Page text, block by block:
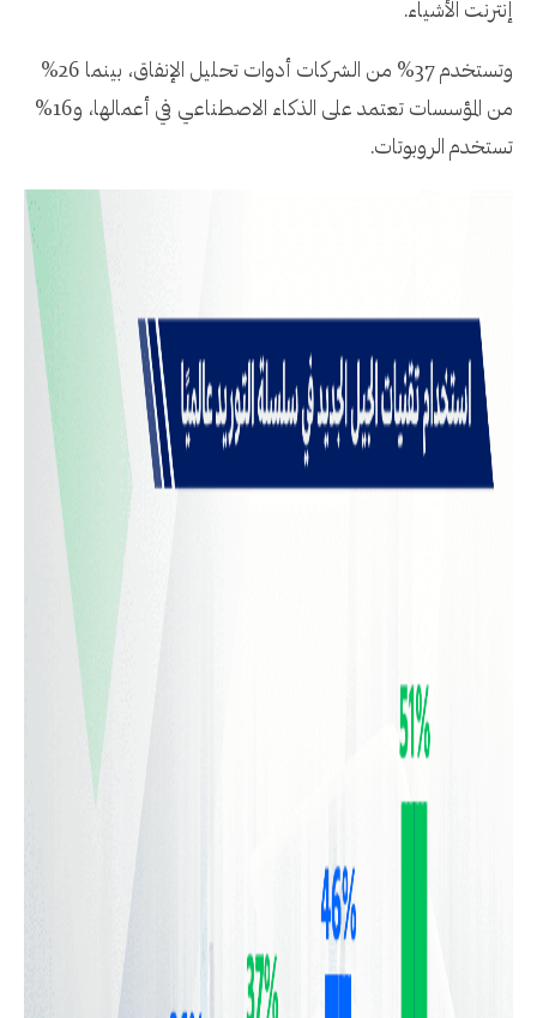
إنترنت الأشياء.
وتستخدم 37% من الشركات أدوات تحليل الإنفاق، بينما 26%
من المؤسسات تعتمد على الذكاء الاصطناعي في أعمالها، و16%
تستخدم الروبوتات.